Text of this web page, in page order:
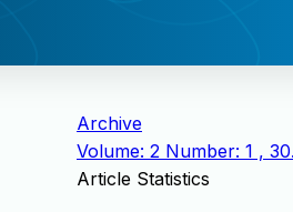
Archive
Volume: 2 Number: 1 ,
Article Statistics